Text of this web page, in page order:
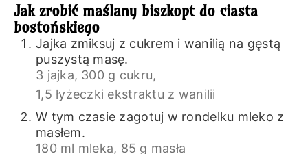
Jak zrobić maślany biszkopt do ciasta
bostońskiego
Jajka zmiksuj z cukrem i wanilią na gęstą
puszystą masę.
3 jajka, 300 g cukru,
1,5 łyżeczki ekstraktu z wanilii
W tym czasie zagotuj w rondelku mleko z
masłem.
180 ml mleka, 85 g masła